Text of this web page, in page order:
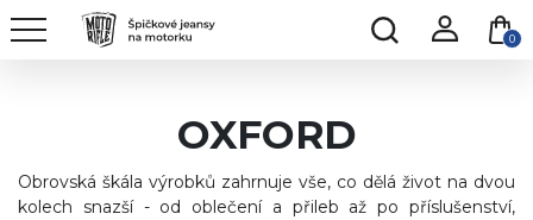
0
OXFORD
Obrovská škála výrobků zahrnuje vše, co dělá život na dvou
kolech snazší - od oblečení a přileb až po příslušenství,